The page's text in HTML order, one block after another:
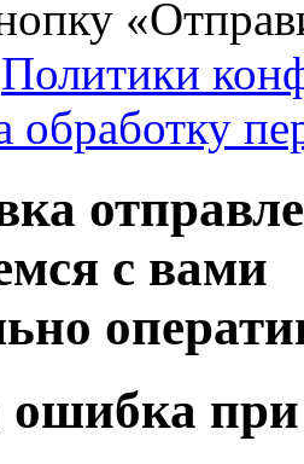
Политики
обработку
с вами
при